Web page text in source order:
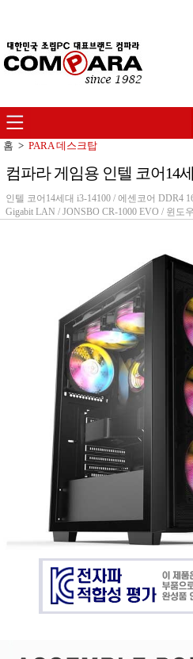
홈 > PARA 데스크탑
컴파라 게임용 인텔 코어14세
인텔 코어14세대 i3-14100 / 에센코어 DDR4
Gigabit LAN / JONSBO CR-1000 EVO / 윈